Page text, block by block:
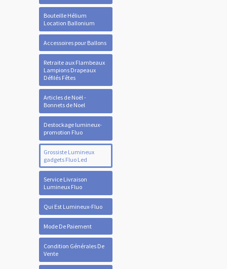
Bouteille Hélium
Location Ballonium
Accessoires pour Ballons
Retraite aux Flambeaux
Lampions Drapeaux
Défilés Fêtes
Articles de Noël -
Bonnets de Noel
Destockage lumineux-
promotion Fluo
Grossiste Lumineux
gadgets Fluo Led
Service Livraison
Lumineux Fluo
Qui Est Lumineux-Fluo
Mode De Paiement
Condition Générales De
Vente